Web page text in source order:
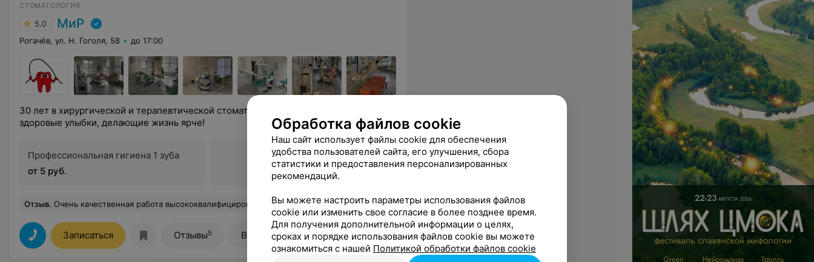
СТОМАТОЛОГИЯ
5.0 МиР
Рогачёв, ул. Н. Гоголя, 58 до 17:00
30 лет в хирургической и терапевтической стоматологии. Создаем красивые
здоровые улыбки, делающие жизнь ярче!
Профессиональная гигиена 1 зуба
от 5 руб.
Все цены
Отзыв. Очень качественная работа высококвалифицированного специалиста Светланы Николаевны. С большой ответственностью отнеслась к моей проблеме (лечение сложных фронтальных зубов), теперь я могу без дискомфорта улыбаться и дарить людям улыбку. Желаю Вам Светлана Николаевна успехов, удачи, здоровья, новых клиентов и благополучия. Еще
Записаться Отзывы5 Все цены
Обработка файлов cookie
Наш сайт использует файлы cookie для обеспечения
удобства пользователей сайта, его улучшения, сбора
статистики и предоставления персонализированных
рекомендаций.
Вы можете настроить параметры использования файлов
cookie или изменить свое согласие в более позднее время.
Для получения дополнительной информации о целях,
сроках и порядке использования файлов cookie вы можете
ознакомиться с нашей Политикой обработки файлов cookie